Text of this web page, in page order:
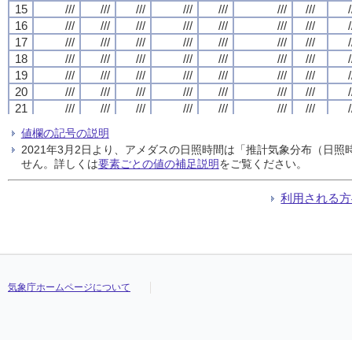
15
/// /// /// /// /// /// ///
16
/// /// /// /// /// /// ///
17
/// /// /// /// /// /// ///
18
/// /// /// /// /// /// ///
19
/// /// /// /// /// /// ///
20
/// /// /// /// /// /// ///
21
/// /// /// /// /// /// ///
23
/// /// ///
24
/// /// /// /// /// /// ///
15
/// /// /// /// /// /// ///
16
/// /// /// /// /// /// ///
17
/// /// /// /// /// /// ///
18
/// /// /// /// /// /// ///
19
/// /// /// /// /// /// ///
20
/// /// /// /// /// /// ///
21
/// /// /// /// /// /// ///
23
/// /// ///
24
/// /// /// /// /// /// ///
15
/// /// /// /// /// /// ///
16
/// /// /// /// /// /// ///
17
/// /// /// /// /// /// ///
18
/// /// /// /// /// /// ///
19
/// /// /// /// /// /// ///
20
/// /// /// /// /// /// ///
21
/// /// /// /// /// /// ///
23
/// /// ///
24
/// /// /// /// /// /// ///
15
/// /// /// /// /// /// ///
16
/// /// /// /// /// /// ///
17
/// /// /// /// /// /// ///
18
/// /// /// /// /// /// ///
19
/// /// /// /// /// /// ///
20
/// /// /// /// /// /// ///
21
/// /// /// /// /// /// ///
23
/// /// ///
24
/// /// /// /// /// /// ///
値欄の記号の説明
2021年3月2日より、アメダスの日照時間は「推計気象分布（日
せん。詳しくは要素ごとの値の補足説明をご覧ください。
利用される
気象庁ホームページについて